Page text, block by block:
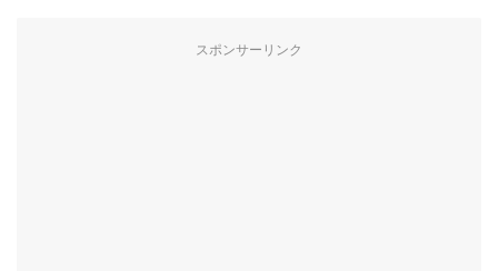
スポンサーリンク